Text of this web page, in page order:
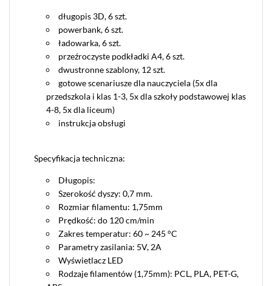
długopis 3D, 6 szt.
powerbank, 6 szt.
ładowarka, 6 szt.
przeźroczyste podkładki A4, 6 szt.
dwustronne szablony, 12 szt.
gotowe scenariusze dla nauczyciela (5x dla
przedszkola i klas 1-3, 5x dla szkoły podstawowej klas
4-8, 5x dla liceum)
instrukcja obsługi
Specyfikacja techniczna:
Długopis:
Szerokość dyszy: 0,7 mm.
Rozmiar filamentu: 1,75mm
Prędkość: do 120 cm/min
Zakres temperatur: 60 ~ 245 °C
Parametry zasilania: 5V, 2A
Wyświetlacz LED
Rodzaje filamentów (1,75mm): PCL, PLA, PET-G,